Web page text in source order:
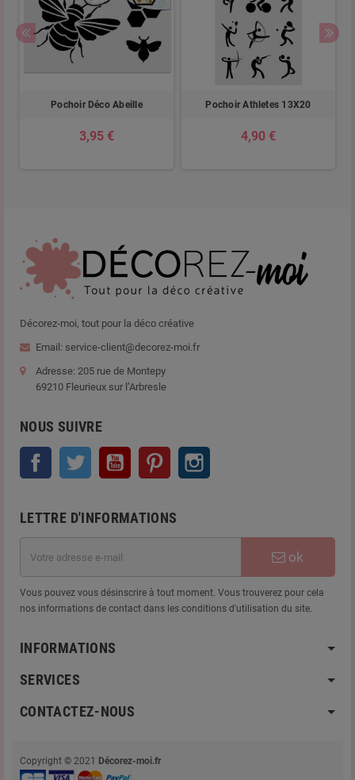
Pochoir Déco Abeille
3,95 €
Pochoir Athletes 13X20
4,90 €
Décorez-moi, tout pour la déco créative
Email: service-client@decorez-moi.fr
Adresse: 205 rue de Montepy
69210 Fleurieux sur l’Arbresle
NOUS SUIVRE
Facebook Twitter YouTube Pinterest
LETTRE D'INFORMATIONS
ok
Vous pouvez vous désinscrire à tout moment. Vous trouverez pour cela
nos informations de contact dans les conditions d'utilisation du site.
INFORMATIONS
SERVICES
CONTACTEZ-NOUS
Copyright © 2021 Décorez-moi.fr